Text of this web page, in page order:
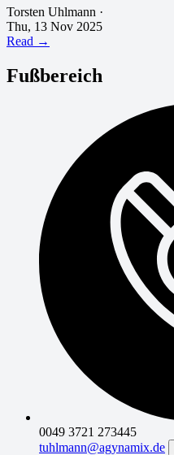
Torsten Uhlmann ·
Thu, 13 Nov 2025
Read →
Fußbereich
0049 3721 273445
tuhlmann@agynamix.de